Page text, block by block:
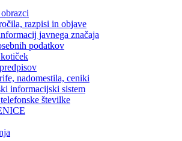
razpisi in objave
javnega značaja
podatkov
nadomestila, ceniki
informacijski sistem
številke